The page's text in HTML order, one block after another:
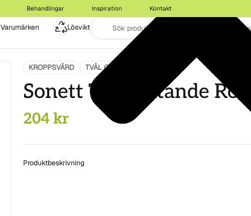
Behandlingar Inspiration Kontakt
Varumärken Lösvikt
KROPPSVÅRD TVÅL OCH DUSCHCREME
Sonett Tvål flytande Ros
204 kr
Produktbeskrivning